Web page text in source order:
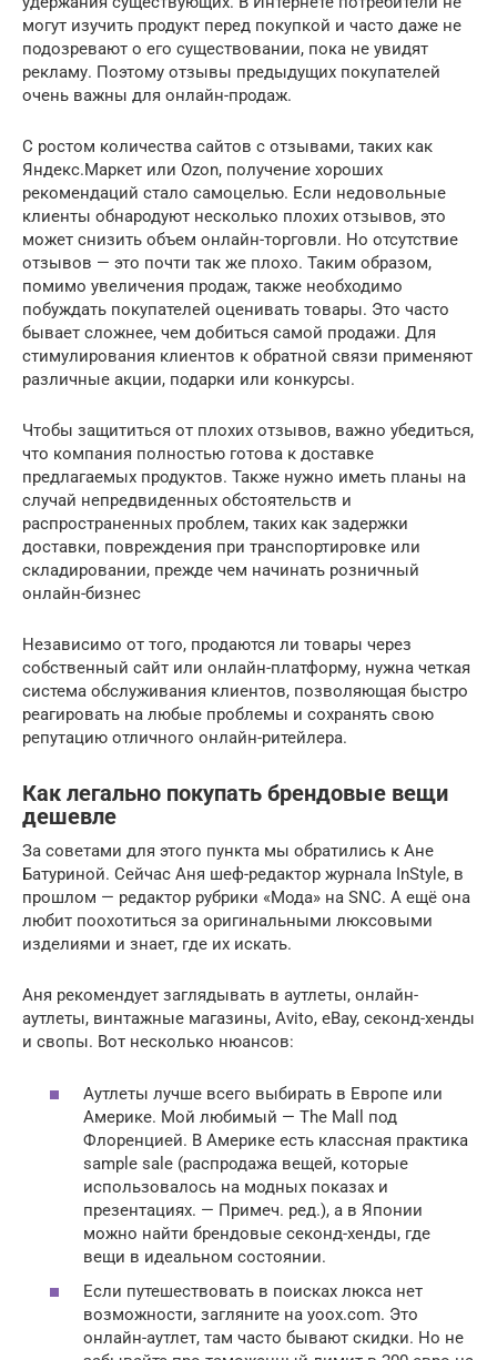
могут изучить продукт перед покупкой и часто даже не
подозревают о его существовании, пока не увидят
рекламу. Поэтому отзывы предыдущих покупателей
очень важны для онлайн-продаж.
С ростом количества сайтов с отзывами, таких как
Яндекс.Маркет или Ozon, получение хороших
рекомендаций стало самоцелью. Если недовольные
клиенты обнародуют несколько плохих отзывов, это
может снизить объем онлайн-торговли. Но отсутствие
отзывов — это почти так же плохо. Таким образом,
помимо увеличения продаж, также необходимо
побуждать покупателей оценивать товары. Это часто
бывает сложнее, чем добиться самой продажи. Для
стимулирования клиентов к обратной связи применяют
различные акции, подарки или конкурсы.
Чтобы защититься от плохих отзывов, важно убедиться,
что компания полностью готова к доставке
предлагаемых продуктов. Также нужно иметь планы на
случай непредвиденных обстоятельств и
распространенных проблем, таких как задержки
доставки, повреждения при транспортировке или
складировании, прежде чем начинать розничный
онлайн-бизнес
Независимо от того, продаются ли товары через
собственный сайт или онлайн-платформу, нужна четкая
система обслуживания клиентов, позволяющая быстро
реагировать на любые проблемы и сохранять свою
репутацию отличного онлайн-ритейлера.
Как легально покупать брендовые вещи
дешевле
За советами для этого пункта мы обратились к Ане
Батуриной. Сейчас Аня шеф-редактор журнала InStyle, в
прошлом — редактор рубрики «Мода» на SNC. А ещё она
любит поохотиться за оригинальными люксовыми
изделиями и знает, где их искать.
Аня рекомендует заглядывать в аутлеты, онлайн-
аутлеты, винтажные магазины, Avito, eBay, секонд-хенды
и свопы. Вот несколько нюансов:
Аутлеты лучше всего выбирать в Европе или
Америке. Мой любимый — The Mall под
Флоренцией. В Америке есть классная практика
sample sale (распродажа вещей, которые
использовалось на модных показах и
презентациях. — Примеч. ред.), а в Японии
можно найти брендовые секонд-хенды, где
вещи в идеальном состоянии.
Если путешествовать в поисках люкса нет
возможности, загляните на yoox.com. Это
онлайн-аутлет, там часто бывают скидки. Но не